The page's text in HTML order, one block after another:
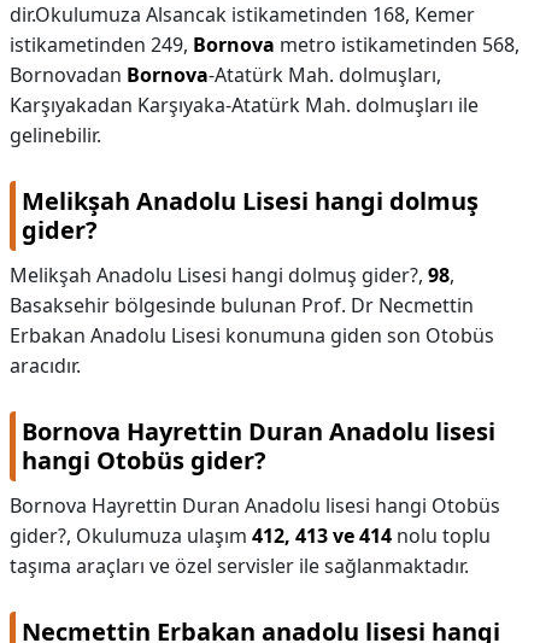
dir.Okulumuza Alsancak istikametinden 168, Kemer
istikametinden 249, Bornova metro istikametinden 568,
Bornovadan Bornova-Atatürk Mah. dolmuşları,
Karşıyakadan Karşıyaka-Atatürk Mah. dolmuşları ile
gelinebilir.
Melikşah Anadolu Lisesi hangi dolmuş
gider?
Melikşah Anadolu Lisesi hangi dolmuş gider?, 98,
Basaksehir bölgesinde bulunan Prof. Dr Necmettin
Erbakan Anadolu Lisesi konumuna giden son Otobüs
aracıdır.
Bornova Hayrettin Duran Anadolu lisesi
hangi Otobüs gider?
Bornova Hayrettin Duran Anadolu lisesi hangi Otobüs
gider?, Okulumuza ulaşım 412, 413 ve 414 nolu toplu
taşıma araçları ve özel servisler ile sağlanmaktadır.
Necmettin Erbakan anadolu lisesi hangi